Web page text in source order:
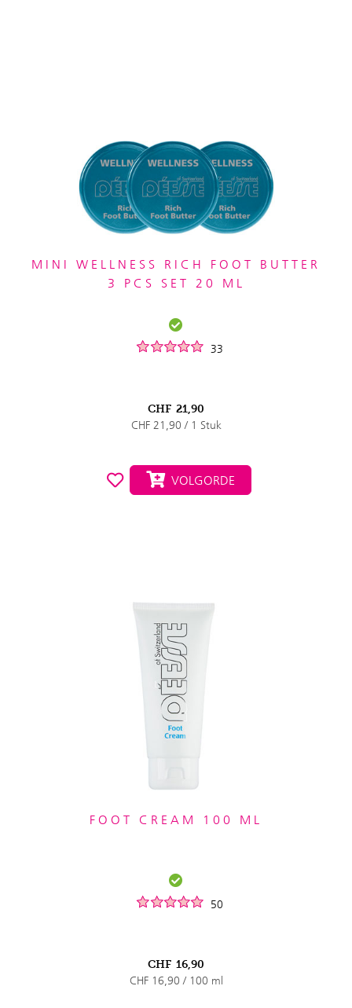
MINI WELLNESS RICH FOOT BUTTER
3 PCS SET 20 ML
33
CHF 21,90
CHF 21,90 / 1 Stuk
VOLGORDE
FOOT CREAM 100 ML
50
CHF 16,90
CHF 16,90 / 100 ml